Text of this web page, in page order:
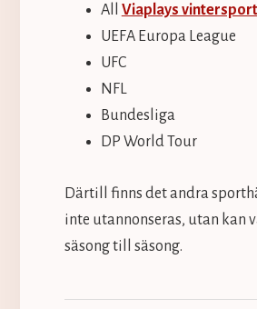
All Viaplays vintersport
UEFA Europa League
UFC
NFL
Bundesliga
DP World Tour
Därtill finns det andra
inte utannonseras, utan kan
säsong till säsong.